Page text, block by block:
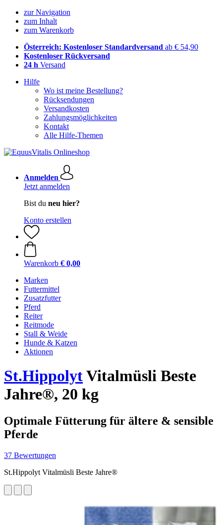
zur Navigation
zum Inhalt
zum Warenkorb
Österreich: Kostenloser Standardversand ab € 54,90
Kostenloser Rückversand
24 h Versand
Hilfe
Wo ist meine Bestellung?
Rücksendungen
Versandkosten
Zahlungsmöglichkeiten
Kontakt
Alle Hilfe-Themen
Anmelden
Jetzt anmelden
Bist du neu hier?
Konto erstellen
Warenkorb € 0,00
Marken
Futtermittel
Zusatzfutter
Pferd
Reiter
Reitmode
Stall & Weide
Hunde & Katzen
Aktionen
St.HippolytVitalmüsli Beste
Jahre®, 20 kg
Optimale Fütterung für ältere & sensible
Pferde
37 Bewertungen
St.Hippolyt Vitalmüsli Beste Jahre®